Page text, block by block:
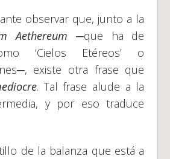
observar que, junto a la
Aethereum
─que ha de
‘Cielos Etéreos’ o
existe otra frase que
. Tal frase alude a la
y por eso traduce
de la balanza que está a